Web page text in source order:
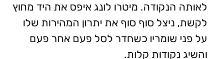
לאותה הנקודה. מיטרו לונג איפס את היד מחוץ
לקשת, ניצל סוף סוף את יתרון המהירות שלו
על פני שומריו כשחדר לסל פעם אחר פעם
והשיג נקודות קלות.